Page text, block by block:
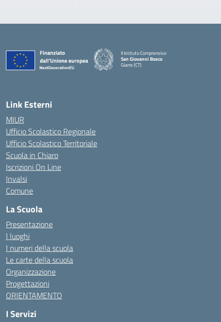
II Istituto Comprensivo
San Giovanni Bosco
Giarre (CT)
Link Esterni
MIUR
Ufficio Scolastico Regionale
Ufficio Scolastico Territoriale
Scuola in Chiaro
Iscrizioni On Line
Invalsi
Comune
La Scuola
Presentazione
I luoghi
I numeri della scuola
Le carte della scuola
Organizzazione
Progettazioni
ORIENTAMENTO
I Servizi